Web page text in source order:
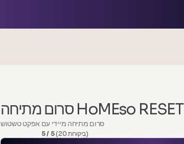
סרום מתיחה HoMEso RESET
סרום מתיחה מיידי עם אפקט טשטוש
5 / 5 (20 ביקורות)